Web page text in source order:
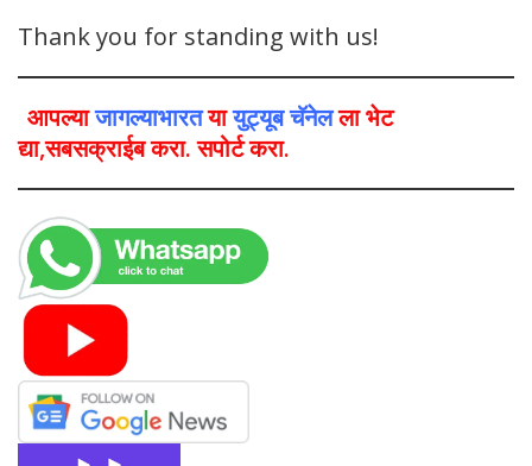
Thank you for standing with us!
आपल्याजागल्याभारतयायुट्यूब चॅनेलला भेट
द्या,सबसक्राईब करा. सपोर्ट करा.